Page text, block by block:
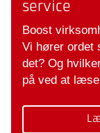
service
Boost
Vi hører ordet
det? Og
på ved at